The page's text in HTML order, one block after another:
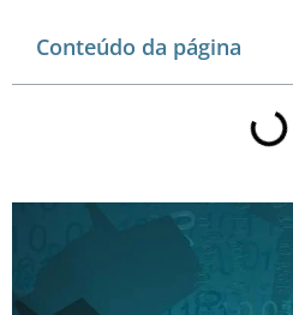
Conteúdo da página